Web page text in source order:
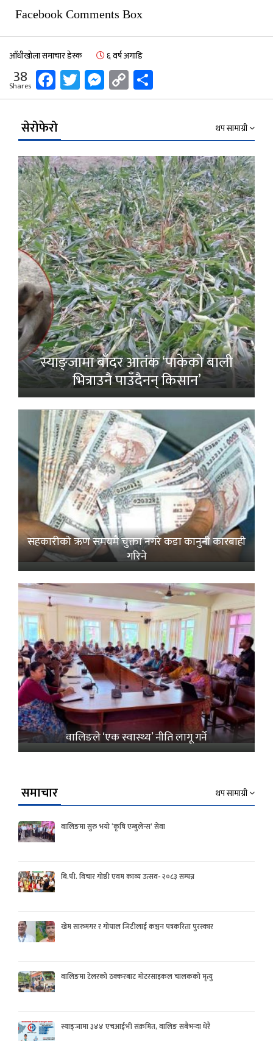
Facebook Comments Box
आँधीखोला समाचार डेस्क ६ वर्ष अगाडि
38
Shares Facebook
Twitter
Messenger
Copy
Link
सेरोफेरो थप सामाग्री
स्याङ्जामा बाँदर आतंक ‘पाकेको बाली
भित्राउनै पाउँदैनन् किसान’
सहकारीको ऋण समयमै चुक्ता नगरे कडा कानुनी कारबाही
गरिने
वालिङले ‘एक स्वास्थ्य’ नीति लागू गर्ने
समाचार थप सामाग्री
वालिङमा सुरु भयो ‘कृषि एम्बुलेन्स’ सेवा
बि.पी. विचार गोष्ठी एवम काव्य उत्सव- २०८३ सम्पन्न
खेम सारुमगर र गोपाल जिटीलाई कञ्चन पत्रकरिता पुरस्कार
वालिङमा टेलरको ठक्करबाट मोटरसाइकल चालकको मृत्यु
स्याङ्जामा ३४४ एचआईभी संक्रमित, वालिङ सबैभन्दा धेरै